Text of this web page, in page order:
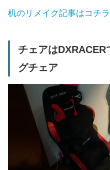
机のリメイク記事はコチラ
チェアは
グチェア